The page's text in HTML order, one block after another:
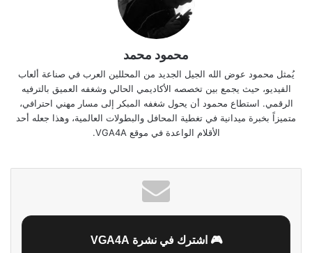
محمود محمد
يُمثل محمود عوض الله الجيل الجديد من المحللين العرب في صناعة ألعاب
الفيديو، حيث يجمع بين تخصصه الأكاديمي الحالي وشغفه العميق بالترفيه
الرقمي. استطاع محمود أن يحول شغفه المبكر إلى مسار مهني احترافي،
متميزاً بخبرة ميدانية في تغطية المحافل والبطولات العالمية، وهذا جعله أحد
الأقلام الواعدة في موقع VGA4A.
🎮 اشترك في نشرة VGA4A